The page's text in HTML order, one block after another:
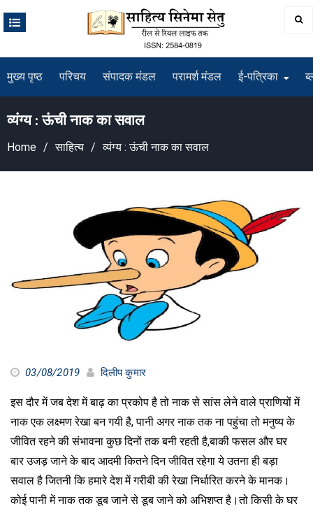
मुख्य पृष्ठ परिचय संपादक मंडल परामर्श मंडल ई-पत्रिका
व्यंग्य : ऊंची नाक का सवाल
Home साहित्य व्यंग्य : ऊंची नाक का सवाल
03/08/2019 दिलीप कुमार
इस दौर में जब देश में बाढ़ का प्रकोप है तो नाक से सांस लेने वाले प्राणियों में
नाक एक लक्ष्मण रेखा बन गयी है, पानी अगर नाक तक ना पहुंचा तो मनुष्य के
जीवित रहने की संभावना कुछ दिनों तक बनी रहती है,बाकी फसल और घर
बार उजड़ जाने के बाद आदमी कितने दिन जीवित रहेगा ये उतना ही बड़ा
सवाल है जितनी कि हमारे देश में गरीबी की रेखा निर्धारित करने के मानक।
कोई पानी में नाक तक डूब जाने से डूब जाने को अभिशप्त है।तो किसी के घर